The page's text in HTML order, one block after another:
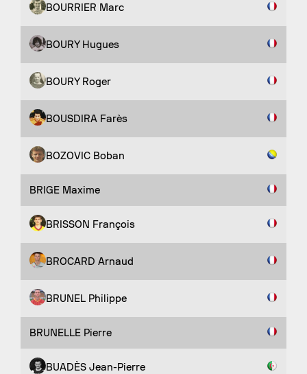
BOURRIER Marc
BOURY Hugues
BOURY Roger
BOUSDIRA Farès
BOZOVIC Boban
BRIGE Maxime
BRISSON François
BROCARD Arnaud
BRUNEL Philippe
BRUNELLE Pierre
BUADÈS Jean-Pierre